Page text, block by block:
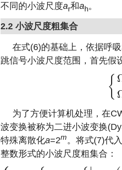
不同的小波尺度ar和ah。
2.2 小波尺度粗集合
在式(6)的基础上，依据呼
跳信号小波尺度范围，首先假
{
{Ω
为了方便计算机处理，在
波变换被称为二进小波变换
特殊离散化a=2m。将式(7)代
整数形式的小波尺度粗集合：